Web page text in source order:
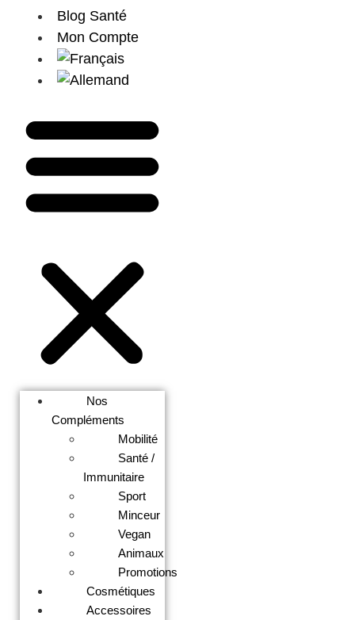
Blog Santé
Mon Compte
Nos
Compléments
Mobilité
Santé /
Immunitaire
Sport
Minceur
Vegan
Animaux
Promotions
Cosmétiques
Accessoires